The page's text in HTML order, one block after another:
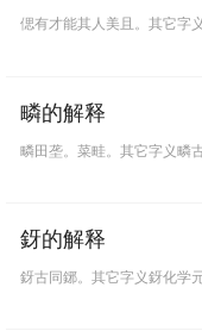
偲有才能其人美且。其它字
疄的解释
疄田垄。菜畦。其它字义疄
釾的解释
釾古同鋣。其它字义釾化学